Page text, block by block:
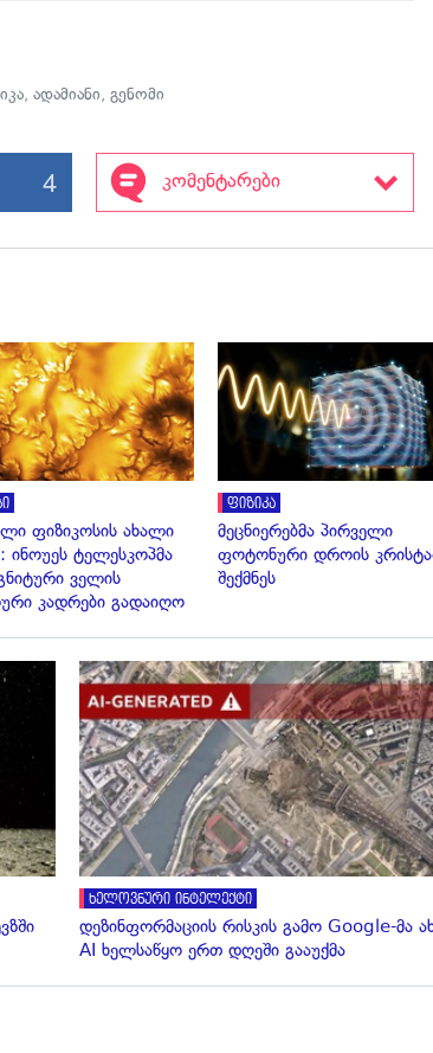
,ადამიანი,გენომი
4 კომენტარები
გადახედვა
ფიზიკოსის ახალი
ინოუეს ტელესკოპმა
ველის
კადრები გადაიღო
ფიზიკა
მეცნიერებმა პირველი
ფოტონური დროის
შექმნეს
გადახედვა
ხელოვნური ინტელექტი
დეზინფორმაციის რისკის გამო Google-მა
AI ხელსაწყო ერთ დღეში გააუქმა